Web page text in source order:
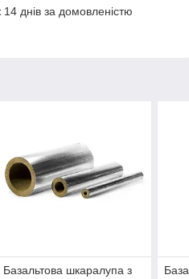
днів за домовленістю
Базальтова шкаралупа з